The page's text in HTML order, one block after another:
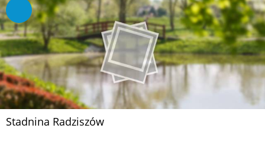
Stadnina Radziszów